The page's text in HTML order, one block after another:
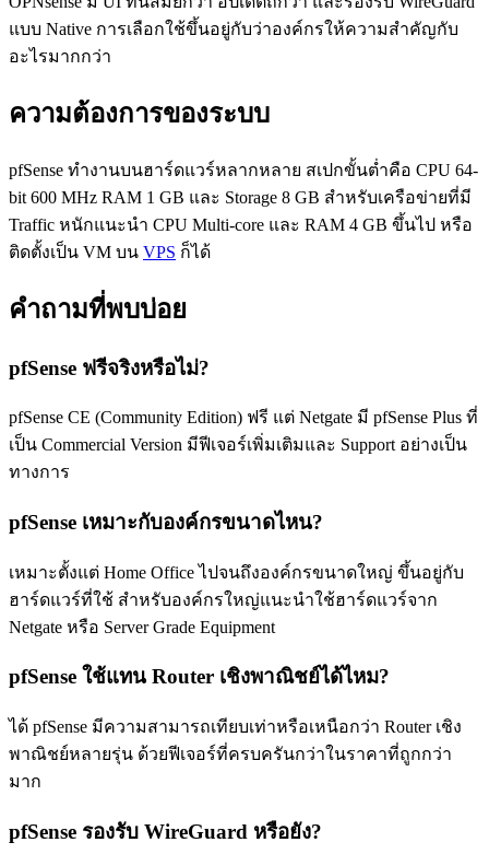
แบบ Native การเลือกใช้ขึ้นอยู่กับว่าองค์กรให้ความสำคัญกับ
อะไรมากกว่า
ความต้องการของระบบ
pfSense ทำงานบนฮาร์ดแวร์หลากหลาย สเปกขั้นต่ำคือ CPU 64-
bit 600 MHz RAM 1 GB และ Storage 8 GB สำหรับเครือข่ายที่มี
Traffic หนักแนะนำ CPU Multi-core และ RAM 4 GB ขึ้นไป หรือ
ติดตั้งเป็น VM บน VPS ก็ได้
คำถามที่พบบ่อย
pfSense ฟรีจริงหรือไม่?
pfSense CE (Community Edition) ฟรี แต่ Netgate มี pfSense Plus ที่
เป็น Commercial Version มีฟีเจอร์เพิ่มเติมและ Support อย่างเป็น
ทางการ
pfSense เหมาะกับองค์กรขนาดไหน?
เหมาะตั้งแต่ Home Office ไปจนถึงองค์กรขนาดใหญ่ ขึ้นอยู่กับ
ฮาร์ดแวร์ที่ใช้ สำหรับองค์กรใหญ่แนะนำใช้ฮาร์ดแวร์จาก
Netgate หรือ Server Grade Equipment
pfSense ใช้แทน Router เชิงพาณิชย์ได้ไหม?
ได้ pfSense มีความสามารถเทียบเท่าหรือเหนือกว่า Router เชิง
พาณิชย์หลายรุ่น ด้วยฟีเจอร์ที่ครบครันกว่าในราคาที่ถูกกว่า
มาก
pfSense รองรับ WireGuard หรือยัง?